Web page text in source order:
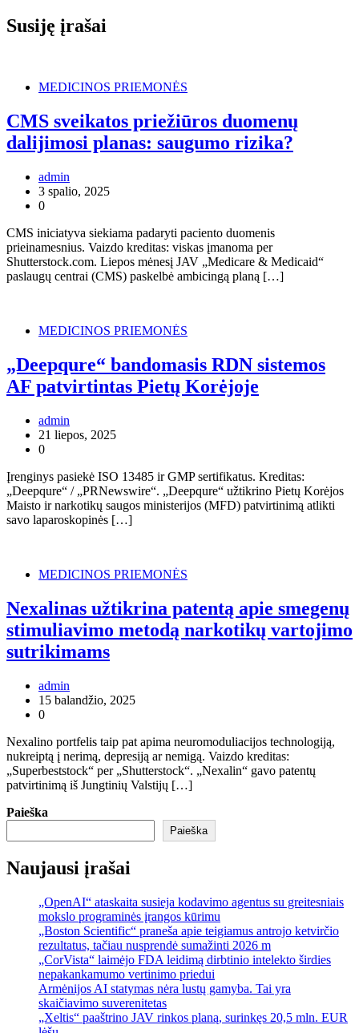
Susiję įrašai
MEDICINOS PRIEMONĖS
CMS sveikatos priežiūros duomenų
dalijimosi planas: saugumo rizika?
admin
3 spalio, 2025
0
CMS iniciatyva siekiama padaryti paciento duomenis
prieinamesnius. Vaizdo kreditas: viskas įmanoma per
Shutterstock.com. Liepos mėnesį JAV „Medicare & Medicaid“
paslaugų centrai (CMS) paskelbė ambicingą planą […]
MEDICINOS PRIEMONĖS
„Deepqure“ bandomasis RDN sistemos
AF patvirtintas Pietų Korėjoje
admin
21 liepos, 2025
0
Įrenginys pasiekė ISO 13485 ir GMP sertifikatus. Kreditas:
„Deepqure“ / „PRNewswire“. „Deepqure“ užtikrino Pietų Korėjos
Maisto ir narkotikų saugos ministerijos (MFD) patvirtinimą atlikti
savo laparoskopinės […]
MEDICINOS PRIEMONĖS
Nexalinas užtikrina patentą apie smegenų
stimuliavimo metodą narkotikų vartojimo
sutrikimams
admin
15 balandžio, 2025
0
Nexalino portfelis taip pat apima neuromoduliacijos technologiją,
nukreiptą į nerimą, depresiją ar nemigą. Vaizdo kreditas:
„Superbeststock“ per „Shutterstock“. „Nexalin“ gavo patentų
patvirtinimą iš Jungtinių Valstijų […]
Paieška
Paieška
Naujausi įrašai
„OpenAI“ ataskaita susieja kodavimo agentus su greitesniais
mokslo programinės įrangos kūrimu
„Boston Scientific“ praneša apie teigiamus antrojo ketvirčio
rezultatus, tačiau nusprendė sumažinti 2026 m
„CorVista“ laimėjo FDA leidimą dirbtinio intelekto širdies
nepakankamumo vertinimo priedui
Armėnijos AI statymas nėra lustų gamyba. Tai yra
skaičiavimo suverenitetas
„Xeltis“ paaštrino JAV rinkos planą, surinkęs 20,5 mln. EUR